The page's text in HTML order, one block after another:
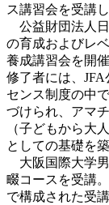
ス講習会を受講し
公益財団法人
の育成およびレ
養成講習会を開
修了者には、
センス制度の中
づけられ、アマ
（子どもから大
としての基礎を
大阪国際大学
畷コースを受講
で構成された受